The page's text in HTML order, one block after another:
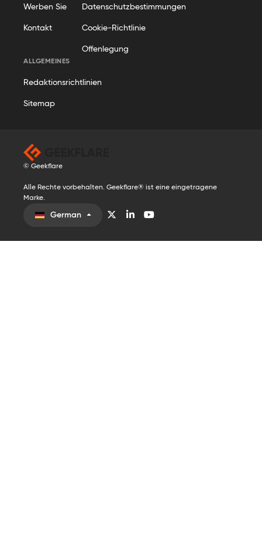
Werben Sie
Kontakt
Datenschutzbestimmungen
Cookie-Richtlinie
Offenlegung
ALLGEMEINES
Redaktionsrichtlinien
Sitemap
© Geekflare
Alle Rechte vorbehalten. Geekflare® ist eine eingetragene
Marke.
German